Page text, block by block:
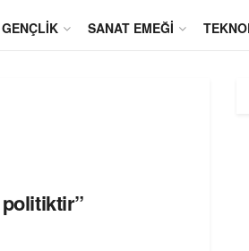
GENÇLIK SANAT EMEĞI